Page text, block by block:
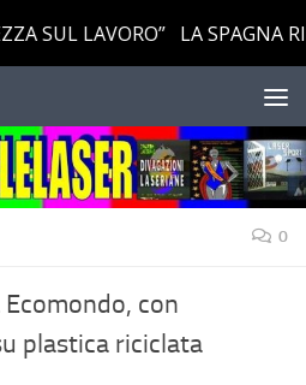
0
Ecomondo, con
plastica riciclata